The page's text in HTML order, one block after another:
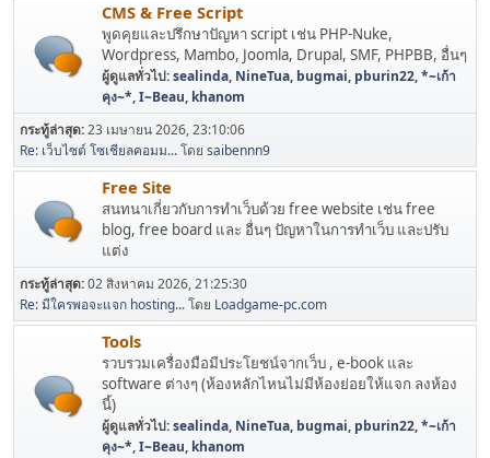
CMS & Free Script
พูดคุยและปรึกษาปัญหา script เช่น PHP-Nuke,
Wordpress, Mambo, Joomla, Drupal, SMF, PHPBB, อื่นๆ
ผู้ดูแลทั่วไป:sealinda, NineTua, bugmai, pburin22,*~เก้า
คุง~*,I~Beau, khanom
กระทู้ล่าสุด:23 เมษายน 2026, 23:10:06
Re: เว็บไซต์ โซเชียลคอมม...โดย saibennn9
Free Site
สนทนาเกี่ยวกับการทำเว็บด้วย free website เช่น free
blog, free board และ อื่นๆ ปัญหาในการทำเว็บ และปรับ
แต่ง
กระทู้ล่าสุด:02 สิงหาคม 2026, 21:25:30
Re: มีใครพอจะแจก hosting...โดย Loadgame-pc.com
Tools
รวบรวมเครื่องมือมีประโยชน์จากเว็บ , e-book และ
software ต่างๆ (ห้องหลักไหนไม่มีห้องย่อยให้แจก ลงห้อง
นี้)
ผู้ดูแลทั่วไป:sealinda, NineTua, bugmai, pburin22,*~เก้า
คุง~*,I~Beau, khanom